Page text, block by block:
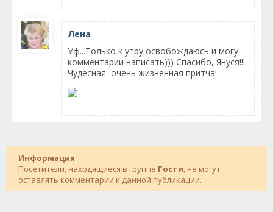
Лена
Уф...Только к утру освобождаюсь и могу
комментарии написать))) Спасибо, Януся!!!
Чудесная очень жизненная притча!
Информация
Посетители, находящиеся в группе Гости, не могут
оставлять комментарии к данной публикации.